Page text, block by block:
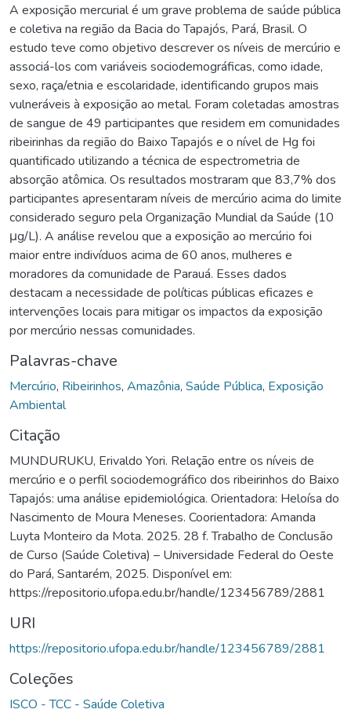
A exposição mercurial é um grave problema de saúde pública
e coletiva na região da Bacia do Tapajós, Pará, Brasil. O
estudo teve como objetivo descrever os níveis de mercúrio e
associá-los com variáveis sociodemográficas, como idade,
sexo, raça/etnia e escolaridade, identificando grupos mais
vulneráveis à exposição ao metal. Foram coletadas amostras
de sangue de 49 participantes que residem em comunidades
ribeirinhas da região do Baixo Tapajós e o nível de Hg foi
quantificado utilizando a técnica de espectrometria de
absorção atômica. Os resultados mostraram que 83,7% dos
participantes apresentaram níveis de mercúrio acima do limite
considerado seguro pela Organização Mundial da Saúde (10
μg/L). A análise revelou que a exposição ao mercúrio foi
maior entre indivíduos acima de 60 anos, mulheres e
moradores da comunidade de Parauá. Esses dados
destacam a necessidade de políticas públicas eficazes e
intervenções locais para mitigar os impactos da exposição
por mercúrio nessas comunidades.
Palavras-chave
Mercúrio, Ribeirinhos, Amazônia, Saúde Pública, Exposição
Ambiental
Citação
MUNDURUKU, Erivaldo Yori. Relação entre os níveis de
mercúrio e o perfil sociodemográfico dos ribeirinhos do Baixo
Tapajós: uma análise epidemiológica. Orientadora: Heloísa do
Nascimento de Moura Meneses. Coorientadora: Amanda
Luyta Monteiro da Mota. 2025. 28 f. Trabalho de Conclusão
de Curso (Saúde Coletiva) – Universidade Federal do Oeste
do Pará, Santarém, 2025. Disponível em:
https://repositorio.ufopa.edu.br/handle/123456789/2881
URI
https://repositorio.ufopa.edu.br/handle/123456789/2881
Coleções
ISCO - TCC - Saúde Coletiva